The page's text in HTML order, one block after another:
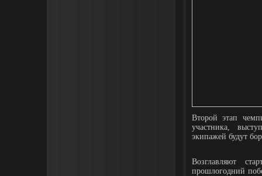
Второй этап
участника,
экипажей будут
Возглавляют
прошлогодний